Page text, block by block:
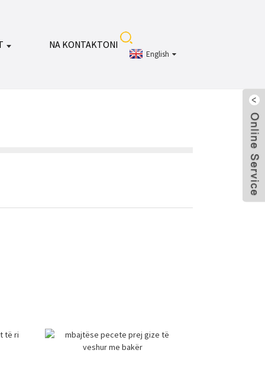
NA KONTAKTONI
English